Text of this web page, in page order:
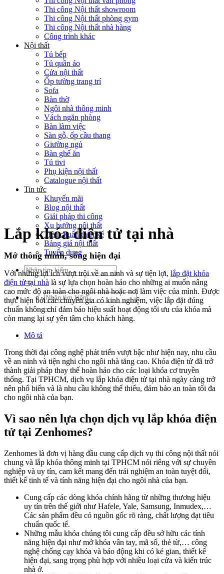
Thi công Nội thất showroom
Thi công Nội thất phòng gym
Thi công Nội thất nhà hàng
Công trình khác
Nội thất
Tủ bếp
Tủ quần áo
Cửa nội thất
Ốp tường trang trí
Sofa
Bàn thờ
Ngôi nhà thông minh
Vách ngăn phòng
Bàn làm việc
Sàn gỗ, ốp cầu thang
Giường ngủ
Bàn ghế ăn
Tủ tivi
Phụ kiện nội thất
Catalogue nội thất
Tin tức
Khuyến mãi
Blog nội thất
Giải pháp thi công
Xu hướng nội thất
Tiêu chuẩn thiết kế
Bảng giá nội thất
Tuyển dụng
Tìm
kiếm:
Tìm
kiếm:
Lắp khóa điện tử tại nhà
Mở thông minh, sống hiện đại
Với những lợi ích vượt trội về an ninh và sự tiện lợi, lắp đặt khóa
điện tử tại nhà là sự lựa chọn hoàn hảo cho những ai muốn nâng
cao mức độ an toàn cho ngôi nhà hoặc nơi làm việc của mình. Được
thực hiện bởi các chuyên gia có kinh nghiệm, việc lắp đặt đúng
chuẩn không chỉ đảm bảo hiệu suất hoạt động tối ưu của khóa mà
còn mang lại sự yên tâm cho khách hàng.
Mô tả
Trong thời đại công nghệ phát triển vượt bậc như hiện nay, nhu cầu
về an ninh và tiện nghi cho ngôi nhà tăng cao. Khóa điện tử đã trở
thành giải pháp thay thế hoàn hảo cho các loại khóa cơ truyền
thống. Tại TPHCM, dịch vụ lắp khóa điện tử tại nhà ngày càng trở
nên phổ biến và là nhu cầu không thể thiếu, đảm bảo an toàn tối đa
cho ngôi nhà của bạn.
Vì sao nên lựa chọn dịch vụ lắp khóa điện
tử tại Zenhomes?
Zenhomes là đơn vị hàng đầu cung cấp dịch vụ thi công nội thất nói
chung và lắp khóa thông minh tại TPHCM nói riêng với sự chuyên
nghiệp và uy tín, cam kết mang đến trải nghiệm an toàn tuyệt đối,
thiết kế tinh tế và tính năng hiện đại cho ngôi nhà của bạn.
Cung cấp các dòng khóa chính hãng từ những thương hiệu
uy tín trên thế giới như Hafele, Yale, Samsung, Inmudex,…
Các sản phẩm đều có nguồn gốc rõ ràng, chất lượng đạt tiêu
chuẩn quốc tế.
Những mẫu khóa chúng tôi cung cấp đều sở hữu các tính
năng hiện đại như mở khóa vân tay, mã số, thẻ từ,… công
nghệ chống cạy khóa và báo động khi có kẻ gian, thiết kế
hiện đại, sang trọng phù hợp với nhiều loại cửa và kiến trúc
nhà ở.